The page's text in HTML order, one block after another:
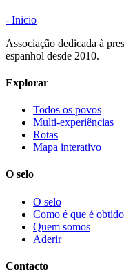
- Inicio
Associação dedicada à
espanhol desde 2010.
Explorar
Todos os povos
Multi-experiências
Rotas
Mapa interativo
O selo
O selo
Como é que é
Quem somos
Aderir
Contacto